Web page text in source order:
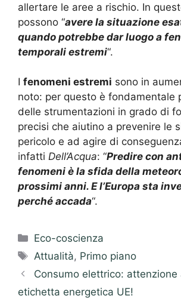
allertare le aree a rischio. In
possono “avere la situazione
quando potrebbe dar luogo a
temporali estremi“.
I fenomeni estremi sono in
noto: per questo è fondamentale
delle strumentazioni in grado di
precisi che aiutino a prevenire le
pericolo e ad agire di
infatti Dell’Acqua: “Predire con
fenomeni è la sfida della
prossimi anni. E l’Europa sta
perché accada“.
Categorie
Eco-coscienza
Tag
Attualità, Primo piano
Consumo elettrico: attenzione
etichetta energetica UE!